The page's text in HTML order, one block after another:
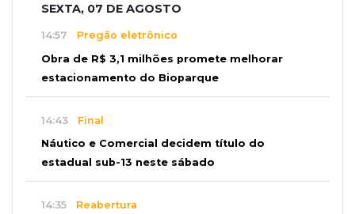
SEXTA, 07 DE AGOSTO
14:57 Pregão eletrônico
Obra de R$ 3,1 milhões promete melhorar
estacionamento do Bioparque
14:43 Final
Náutico e Comercial decidem título do
estadual sub-13 neste sábado
14:35 Reabertura